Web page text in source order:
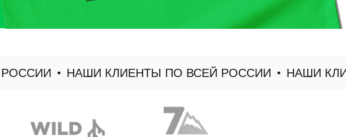
НАШИ КЛИЕНТЫ ПО ВСЕЙ РОССИИ НАШИ